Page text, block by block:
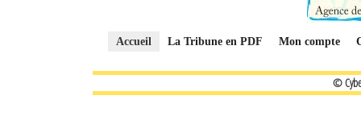
Accueil La Tribune en PDF Mon compte
©